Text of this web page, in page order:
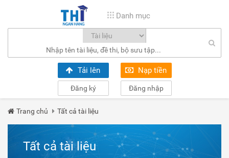
Danh mục
Tải lên Nạp tiền
Đăng ký Đăng nhập
Trang chủ Tất cả tài liệu
Tất cả tài liệu